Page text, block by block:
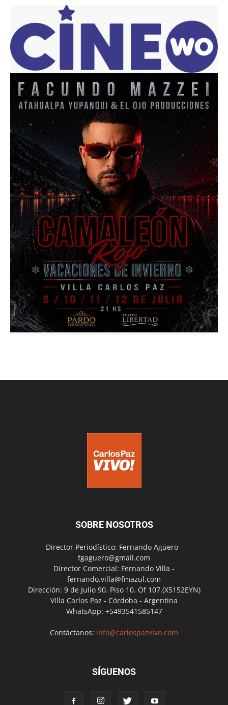
SOBRE NOSOTROS
Director Periodístico: Fernando Agüero -
fgaguero@gmail.com
Director Comercial: Fernando Villa -
fernando.villa@fmazul.com
Dirección: 9 de Julio 90. Piso 10. Of 107.(X5152EYN)
Villa Carlos Paz - Córdoba - Argentina
WhatsApp: +5493541585147
Contáctanos: info@carlospazvivo.com
SÍGUENOS